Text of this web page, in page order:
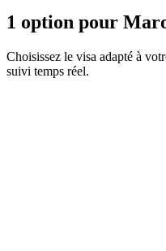
1 option pour
Choisissez le visa adapté à
suivi temps réel.